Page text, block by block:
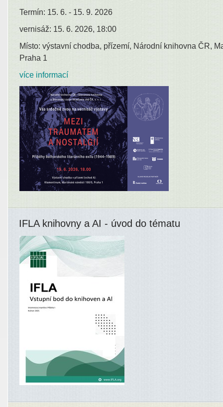
Termín: 15. 6. - 15. 9. 2026
vernisáž: 15. 6. 2026, 18:00
Místo: výstavní chodba, přízemí, Národní knihovna ČR,
Praha 1
více informací
IFLA knihovny a AI - úvod do tématu